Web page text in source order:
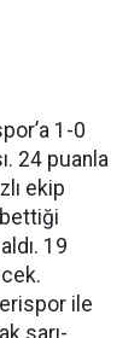
1-0
24 puanla
ekip
19
ile
sarı-